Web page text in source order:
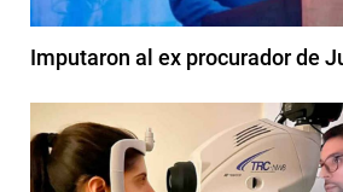
Imputaron al ex procurador de